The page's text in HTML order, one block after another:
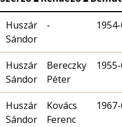
Huszár
Sándor
-
Huszár
Sándor
Bereczky
Péter
Huszár
Sándor
Kovács
Ferenc